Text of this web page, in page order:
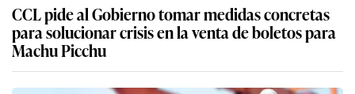
CCL pide al Gobierno tomar medidas concretas
para solucionar crisis en la venta de boletos para
Machu Picchu